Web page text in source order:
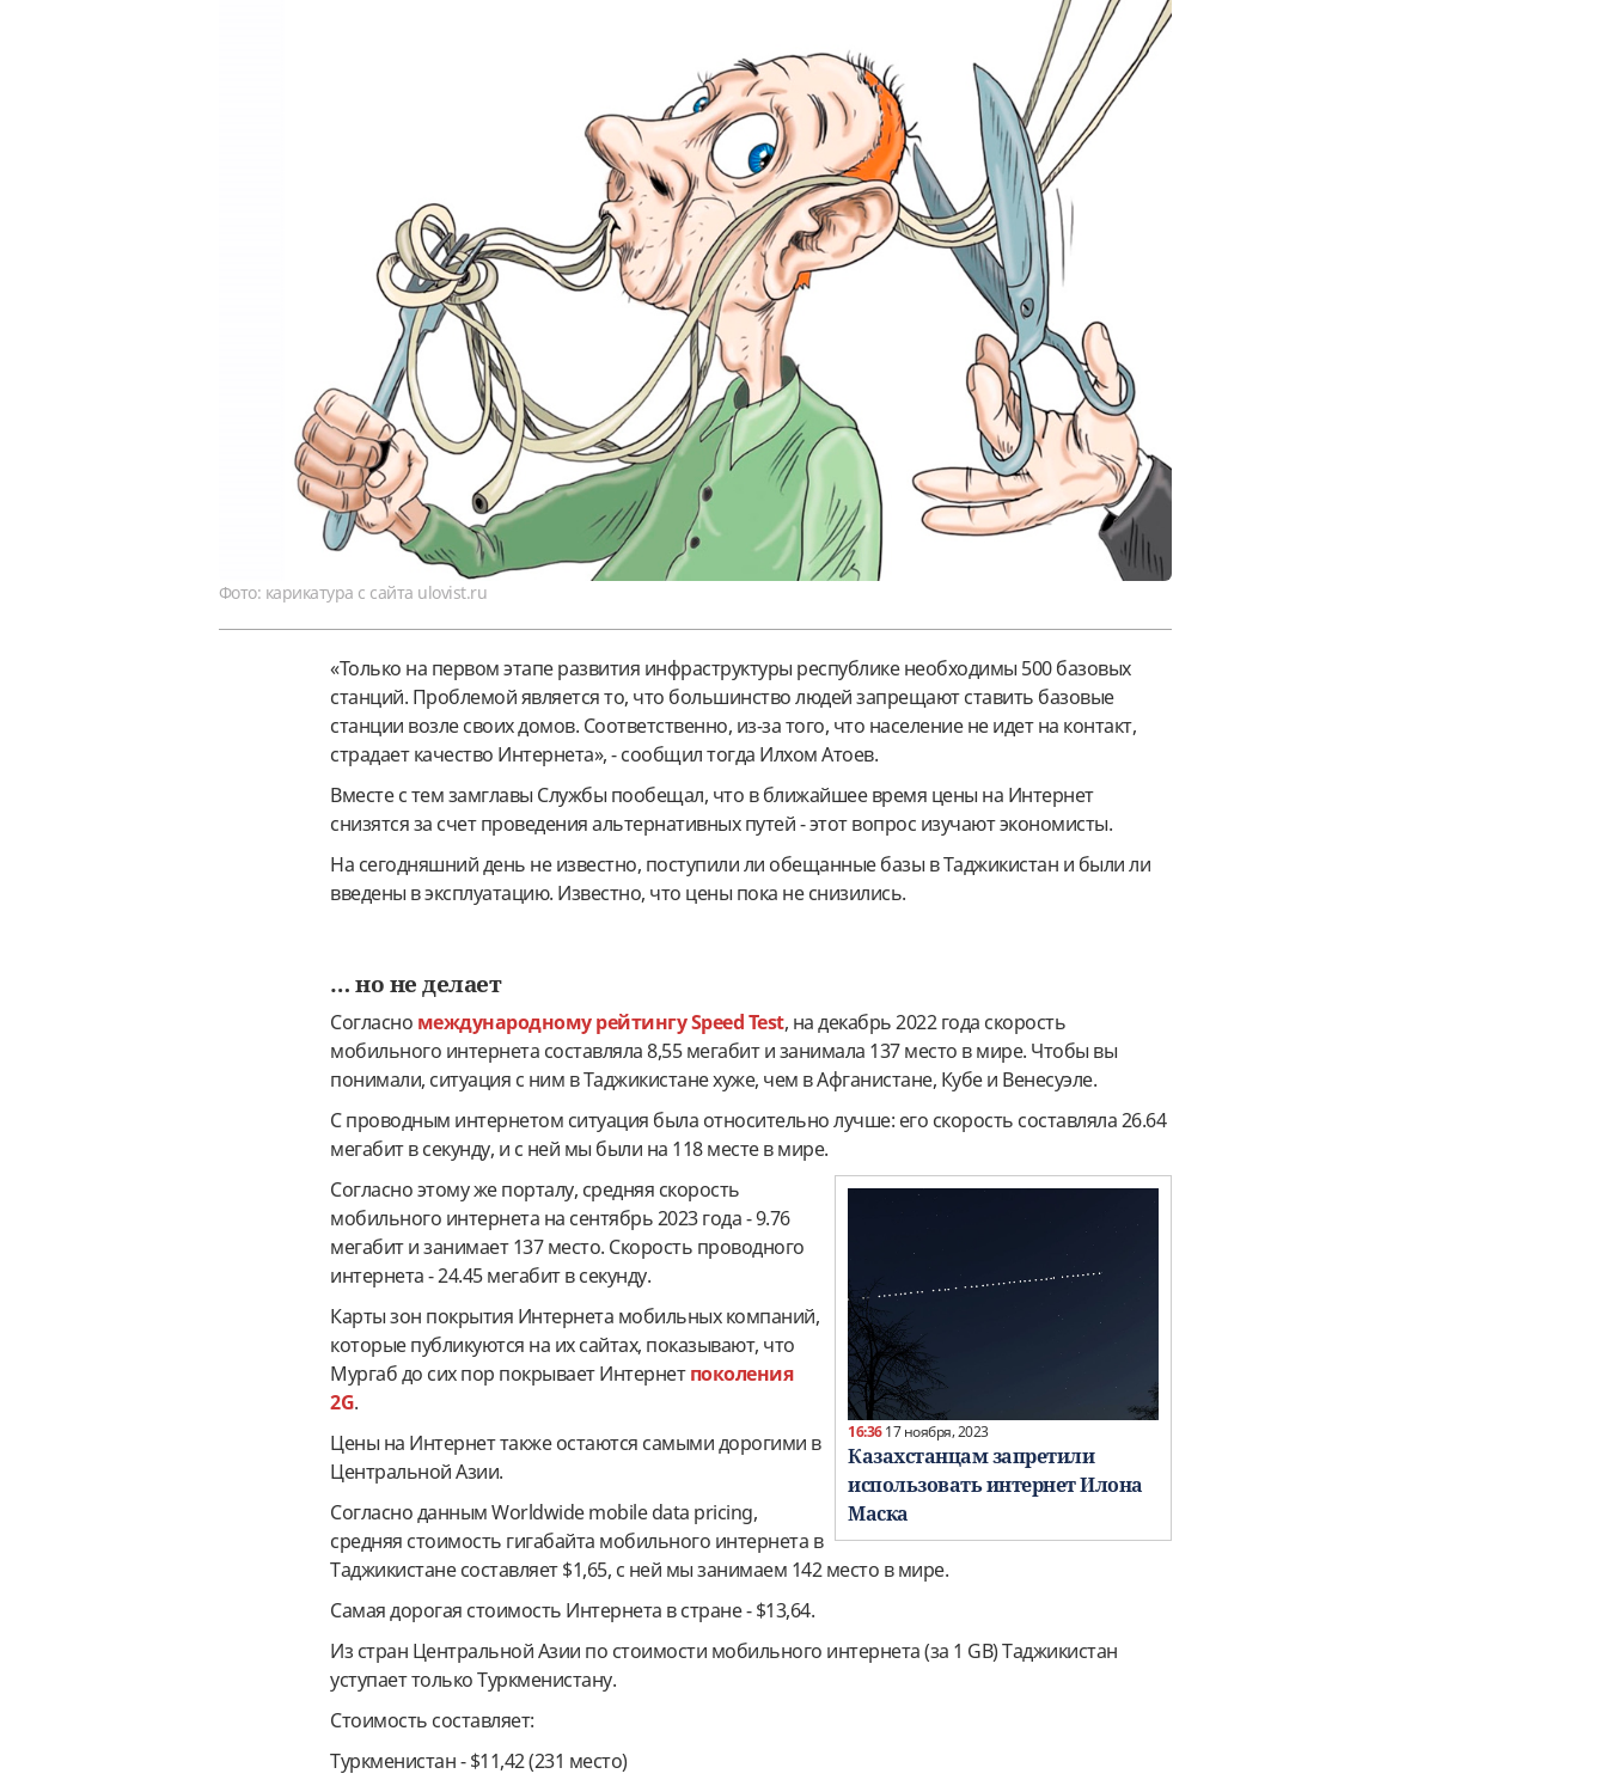
Фото: карикатура с сайта ulovist.ru
«Только на первом этапе развития инфраструктуры республике необходимы 500 базовых
станций. Проблемой является то, что большинство людей запрещают ставить базовые
станции возле своих домов. Соответственно, из-за того, что население не идет на контакт,
страдает качество Интернета», - сообщил тогда Илхом Атоев.
Вместе с тем замглавы Службы пообещал, что в ближайшее время цены на Интернет
снизятся за счет проведения альтернативных путей - этот вопрос изучают экономисты.
На сегодняшний день не известно, поступили ли обещанные базы в Таджикистан и были ли
введены в эксплуатацию. Известно, что цены пока не снизились.
… но не делает
Согласно международному рейтингу Speed Test, на декабрь 2022 года скорость
мобильного интернета составляла 8,55 мегабит и занимала 137 место в мире. Чтобы вы
понимали, ситуация с ним в Таджикистане хуже, чем в Афганистане, Кубе и Венесуэле.
С проводным интернетом ситуация была относительно лучше: его скорость составляла 26.64
мегабит в секунду, и с ней мы были на 118 месте в мире.
16:3617 ноября, 2023
Казахстанцам запретили
использовать интернет Илона
Маска
Согласно этому же порталу, средняя скорость
мобильного интернета на сентябрь 2023 года - 9.76
мегабит и занимает 137 место. Скорость проводного
интернета - 24.45 мегабит в секунду.
Карты зон покрытия Интернета мобильных компаний,
которые публикуются на их сайтах, показывают, что
Мургаб до сих пор покрывает Интернетпоколения
2G.
Цены на Интернет также остаются самыми дорогими в
Центральной Азии.
Согласно данным Worldwide mobile data pricing,
средняя стоимость гигабайта мобильного интернета в
Таджикистане составляет $1,65, с ней мы занимаем 142 место в мире.
Самая дорогая стоимость Интернета в стране - $13,64.
Из стран Центральной Азии по стоимости мобильного интернета (за 1 GB) Таджикистан
уступает только Туркменистану.
Стоимость составляет:
Туркменистан - $11,42 (231 место)